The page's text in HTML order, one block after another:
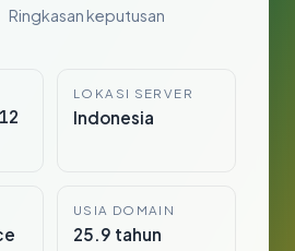
Ringkasan keputusan
LOKASI SERVER
Indonesia
USIA DOMAIN
25.9 tahun